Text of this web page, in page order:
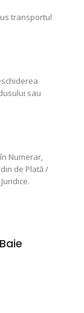
transportul
sau
Numerar,
de Plată /